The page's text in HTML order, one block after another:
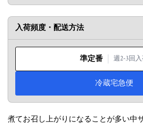
入荷頻度・配送方法
準定番 週2-3回
冷蔵宅急便
煮てお召し上がりになることが多い中